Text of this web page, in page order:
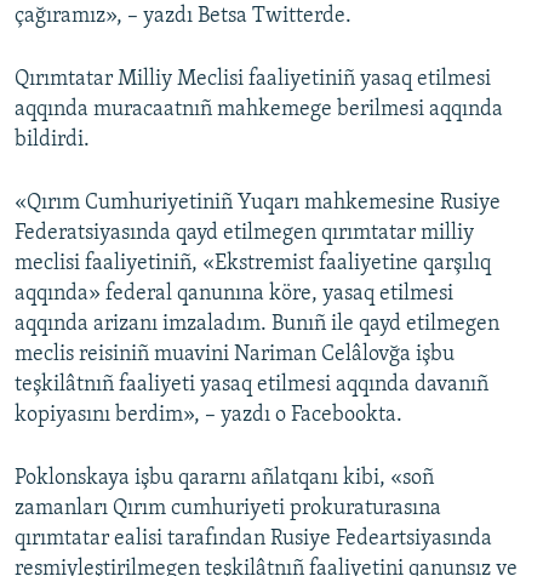
çağıramız», – yazdı Betsa Twitterde.
Qırımtatar Milliy Meclisi faaliyetiniñ yasaq etilmesi
aqqında muracaatnıñ mahkemege berilmesi aqqında
bildirdi.
«Qırım Cumhuriyetiniñ Yuqarı mahkemesine Rusiye
Federatsiyasında qayd etilmegen qırımtatar milliy
meclisi faaliyetiniñ, «Ekstremist faaliyetine qarşılıq
aqqında» federal qanunına köre, yasaq etilmesi
aqqında arizanı imzaladım. Bunıñ ile qayd etilmegen
meclis reisiniñ muavini Nariman Celâlovğa işbu
teşkilâtnıñ faaliyeti yasaq etilmesi aqqında davanıñ
kopiyasını berdim», – yazdı o Facebookta.
Poklonskaya işbu qararnı añlatqanı kibi, «soñ
zamanları Qırım cumhuriyeti prokuraturasına
qırımtatar ealisi tarafından Rusiye Fedeartsiyasında
resmiyleştirilmegen teşkilâtnıñ faaliyetini qanunsız ve